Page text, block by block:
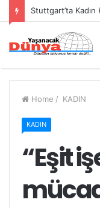
Home / KADIN
KADIN
“Eşit